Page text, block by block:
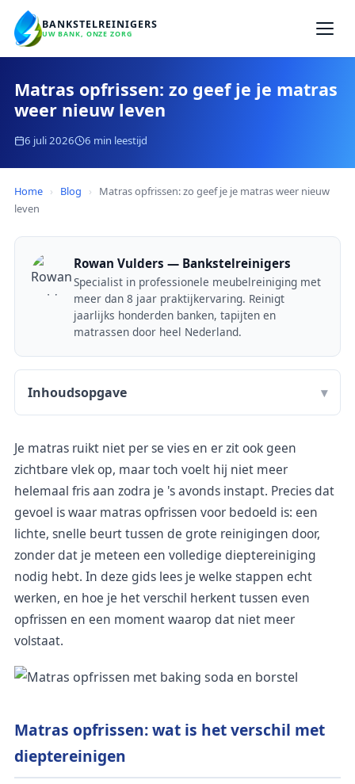
BANKSTELREINIGERS
UW BANK, ONZE ZORG
Matras opfrissen: zo geef je je matras
weer nieuw leven
6 juli 2026 6 min leestijd
Home › Blog ›
Matras opfrissen: zo geef je je matras weer nieuw
leven
Rowan Vulders — Bankstelreinigers
Specialist in professionele meubelreiniging met
meer dan 8 jaar praktijkervaring. Reinigt
jaarlijks honderden banken, tapijten en
matrassen door heel Nederland.
Je matras ruikt niet per se vies en er zit ook geen
zichtbare vlek op, maar toch voelt hij niet meer
helemaal fris aan zodra je 's avonds instapt. Precies dat
gevoel is waar matras opfrissen voor bedoeld is: een
lichte, snelle beurt tussen de grote reinigingen door,
zonder dat je meteen een volledige dieptereiniging
nodig hebt. In deze gids lees je welke stappen echt
werken, en hoe je het verschil herkent tussen even
opfrissen en een moment waarop dat niet meer
volstaat.
Matras opfrissen: wat is het verschil met
dieptereinigen
Inhoudsopgave